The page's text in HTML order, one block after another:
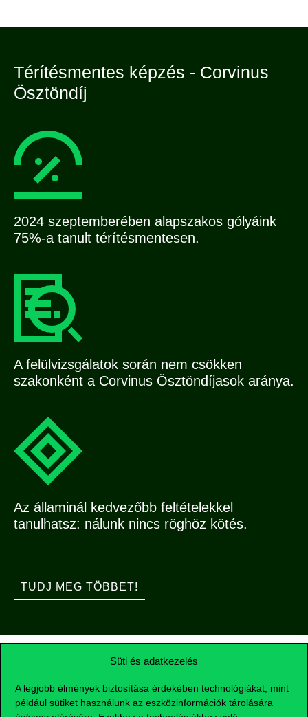
Süti és adatkezelés
A legjobb élmények biztosítása érdekében technológiákat, mint
például sütiket használunk az eszközinformációk tárolására
Térítésmentes képzés - Corvinus
Ösztöndíj
2024 szeptemberében alapszakos gólyáink
75%-a tanult térítésmentesen.
A felülvizsgálatok során nem csökken
szakonként a Corvinus Ösztöndíjasok aránya.
Az államinál kedvezőbb feltételekkel
tanulhatsz: nálunk nincs röghöz kötés.
TUDJ MEG TÖBBET!